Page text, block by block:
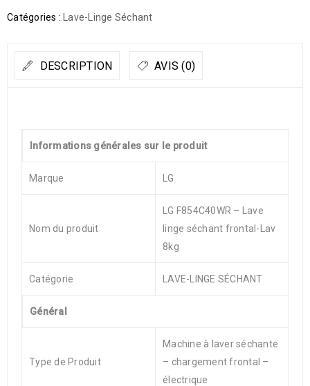
Catégories : Lave-Linge Séchant
DESCRIPTION AVIS (0)
Informations générales sur le produit
Marque LG
Nom du produit
LG F854C40WR – Lave
linge séchant frontal-Lav
8kg
Catégorie LAVE-LINGE SÉCHANT
Général
Type de Produit
Machine à laver séchante
– chargement frontal –
électrique